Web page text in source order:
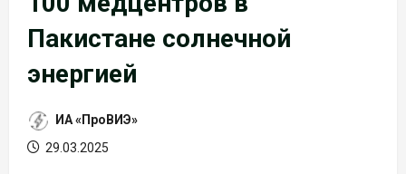
Пакистане солнечной
энергией
ИА «ПроВИЭ»
29.03.2025